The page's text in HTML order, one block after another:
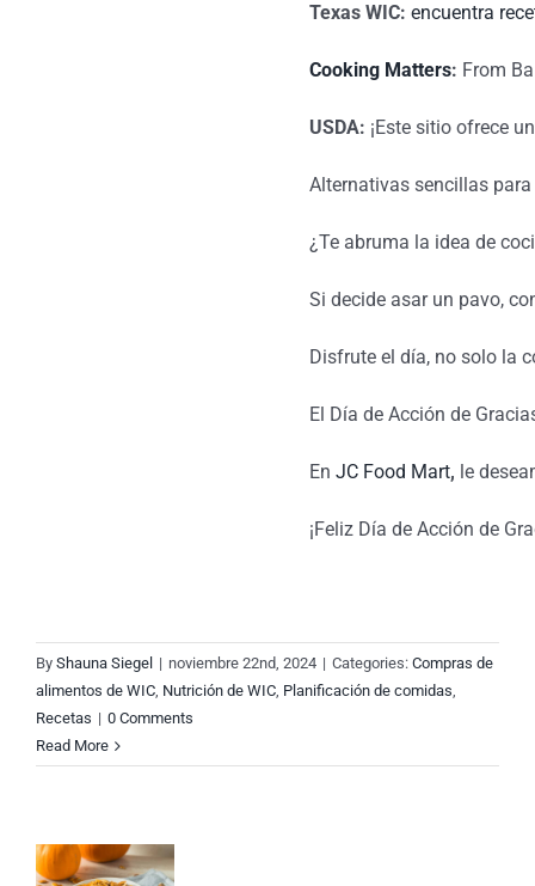
Texas WIC: encuentra
Cooking Matters: From
USDA: ¡Este sitio ofrece
Alternativas sencillas
¿Te abruma la idea de
Si decide asar un pavo,
Disfrute el día, no solo la
El Día de Acción de
EnJC Food Mart, le
¡Feliz Día de Acción de
By Shauna Siegel | noviembre 22nd, 2024 | Categories: Compras de
alimentos de WIC, Nutrición de WIC, Planificación de comidas,
Recetas | 0 Comments
Read More